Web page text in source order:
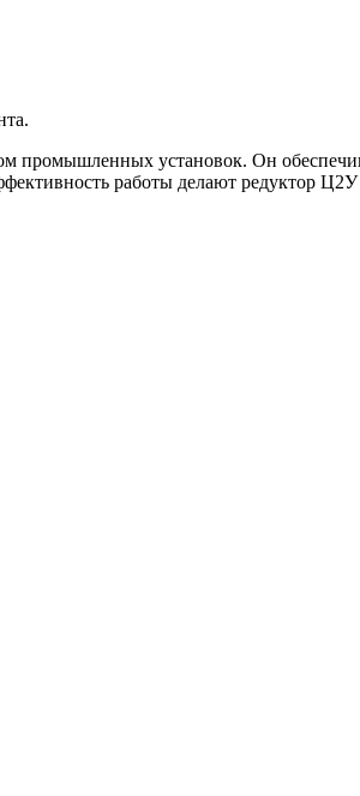
промышленных установок. Он
работы делают редуктор